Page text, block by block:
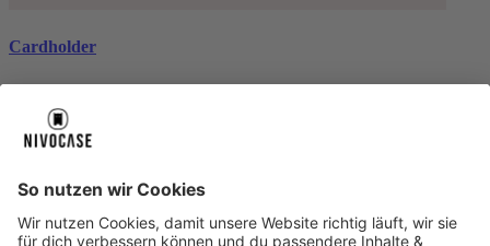
Cardholder
black
€ 26,99